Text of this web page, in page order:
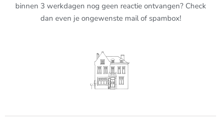
binnen 3 werkdagen nog geen reactie ontvangen? Check
dan even je ongewenste mail of spambox!